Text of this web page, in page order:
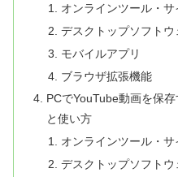
オンラインツール・サ
デスクトップソフトウ
モバイルアプリ
ブラウザ拡張機能
PCでYouTube動画を保
と使い方
オンラインツール・
デスクトップソフト